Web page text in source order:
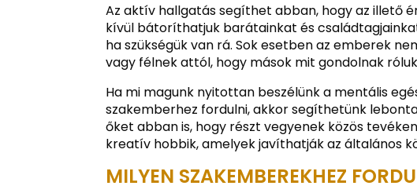
Az aktív hallgatás segíthet abban, hogy az illető
kívül bátoríthatjuk barátainkat és
ha szükségük van rá. Sok esetben az emberek
vagy félnek attól, hogy mások mit gondolnak
Ha mi magunk nyitottan beszélünk a mentális
szakemberhez fordulni, akkor segíthetünk
őket abban is, hogy részt vegyenek közös
kreatív hobbik, amelyek javíthatják az általános
MILYEN SZAKEMBEREKHEZ